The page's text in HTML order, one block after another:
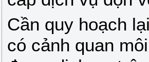
Cần quy hoạch
có cảnh quan